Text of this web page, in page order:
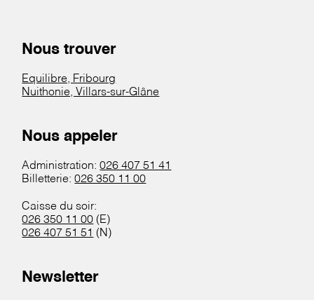
Nous trouver
Equilibre, Fribourg
Nuithonie, Villars-sur-Glâne
Nous appeler
Administration:026 407 51 41
Billetterie:026 350 11 00
Caisse du soir:
026 350 11 00 (E)
026 407 51 51 (N)
Newsletter